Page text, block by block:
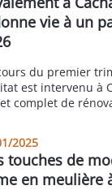
vie à un
du premier
est intervenu à
complet de
pour valoriser un
sa durabilité
Grâce à
2025
touches de
en meulière